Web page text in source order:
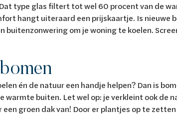
type glas filtert tot wel 60 procent van de
hangt uiteraard een prijskaartje. Is nieuwe
buitenzonwering om je woning te koelen.
én de natuur een handje helpen? Dan is
warmte buiten. Let wel op: je verkleint ook de
een groen dak van! Door er plantjes op te